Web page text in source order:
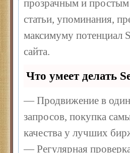
прозрачным и
статьи, упоминания,
максимуму потенциал
сайта.
Что умеет делать
— Продвижение в один
запросов, покупка
качества у лучших
— Регулярная